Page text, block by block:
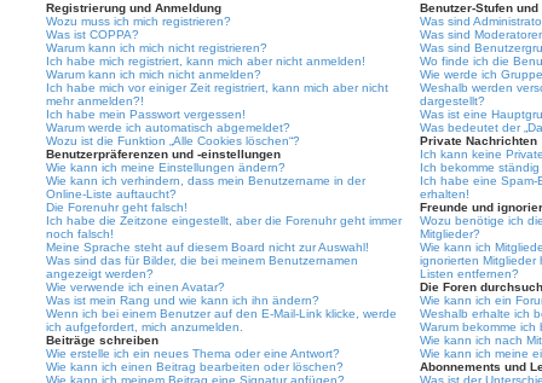
Registrierung und Anmeldung
Wozu muss ich mich registrieren?
Was ist COPPA?
Warum kann ich mich nicht registrieren?
Ich habe mich registriert, kann mich aber nicht anmelden!
Warum kann ich mich nicht anmelden?
Ich habe mich vor einiger Zeit registriert, kann mich aber nicht
mehr anmelden?!
Ich habe mein Passwort vergessen!
Warum werde ich automatisch abgemeldet?
Wozu ist die Funktion „Alle Cookies löschen“?
Benutzerpräferenzen und -einstellungen
Wie kann ich meine Einstellungen ändern?
Wie kann ich verhindern, dass mein Benutzername in der
Online-Liste auftaucht?
Die Forenuhr geht falsch!
Ich habe die Zeitzone eingestellt, aber die Forenuhr geht immer
noch falsch!
Meine Sprache steht auf diesem Board nicht zur Auswahl!
Was sind das für Bilder, die bei meinem Benutzernamen
angezeigt werden?
Wie verwende ich einen Avatar?
Was ist mein Rang und wie kann ich ihn ändern?
Wenn ich bei einem Benutzer auf den E-Mail-Link klicke, werde
ich aufgefordert, mich anzumelden.
Beiträge schreiben
Wie erstelle ich ein neues Thema oder eine Antwort?
Wie kann ich einen Beitrag bearbeiten oder löschen?
Wie kann ich meinem Beitrag eine Signatur anfügen?
Benutzer-Stufen und
Was sind
Was sind
Was sind
Wo finde ich die
Wie werde ich
Weshalb werden
dargestellt?
Was ist eine
Was bedeutet der
Private Nachrichten
Ich kann keine
Ich bekomme
Ich habe eine Spam-
erhalten!
Freunde und
Wozu benötige ich
Mitglieder?
Wie kann ich
ignorierten
Listen entfernen?
Die Foren
Wie kann ich ein
Weshalb erhalte ich
Warum bekomme
Wie kann ich nach
Wie kann ich meine
Abonnements und
Was ist der